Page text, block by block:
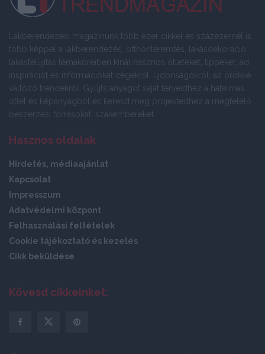
Lakberendezési magazinunk több ezer cikkel és százezernél is
több képpel a lakberendezés, otthonteremtés, lakásdekoráció,
lakásfelújítás témaköreiben kínál hasznos ötleteket, tippeket, ad
inspirációt és információkat cégekről, újdonságokról, az örökké
változó trendekről. Gyűjts anyagot saját terveidhez a hatalmas
ötlet és képanyagból és keresd meg projektedhez a megfelelő
beszerzési forrásokat, szakembereket.
Hasznos oldalak
Hirdetés, médiaajánlat
Kapcsolat
Impresszum
Adatvédelmi központ
Felhasználási feltételek
Cookie tájékoztató és kezelés
Cikk beküldése
Kövesd cikkeinket: